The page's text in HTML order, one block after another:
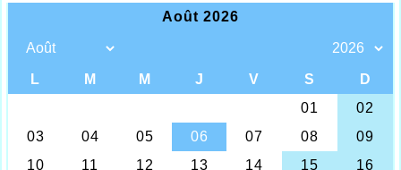
Les courses hors stade de l’automne sont
en plein boum actuellement et le rendez-
vous de fin octobre chaque année se situe à
Baisieux pour la traditionnelle course « du
Chicon » qui une fois de plus a rassemblé
un bon nombre d’amateurs de la course sur